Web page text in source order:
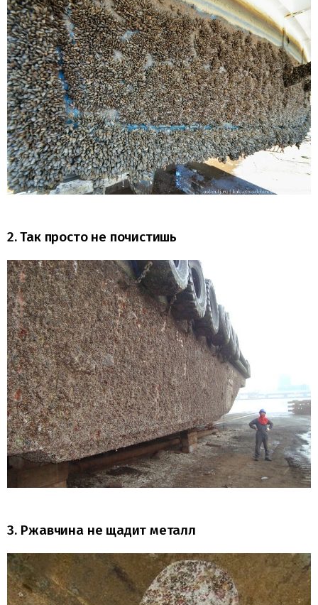
2. Так просто не почистишь
3. Ржавчина не щадит металл